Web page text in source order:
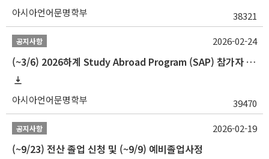
아시아언어문명학부 38321
공지사항
(~3/6) 2026하계 Study Abroad Program (SAP) 참가자 모집 안내
아시아언어문명학부 39470
2026-02-24
공지사항
(~9/23) 전산 졸업 신청 및 (~9/9) 예비졸업사정
2026-02-19